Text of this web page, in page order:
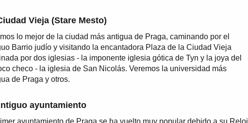
Vieja (Stare Mesto)
lo mejor de la ciudad más antigua de Praga, caminando por el
Barrio judío y visitando la encantadora Plaza de la Ciudad Vieja
por dos iglesias - la imponente iglesia gótica de Tyn y la joya del
checo - la iglesia de San Nicolás. Veremos la universidad más
de Praga y otros.
ayuntamiento
ayuntamiento de Praga se ha vuelto muy popular debido a su Reloj